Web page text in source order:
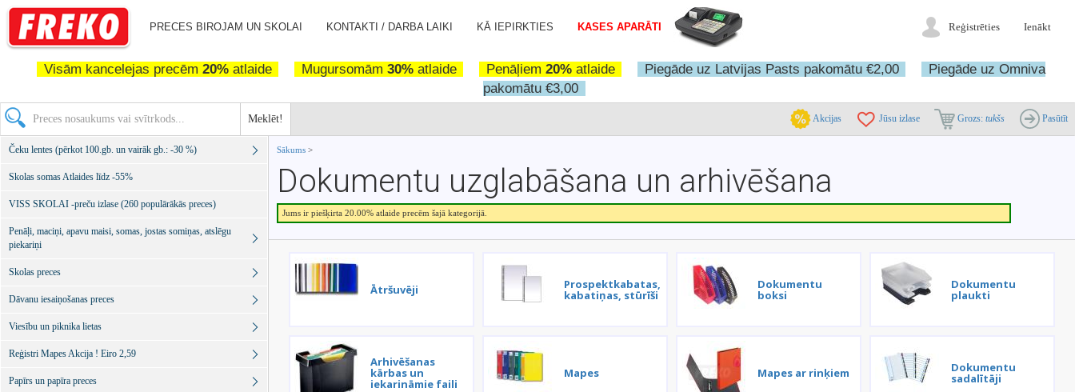
PRECES BIROJAM UN SKOLAI KONTAKTI / DARBA LAIKI KĀ IEPIRKTIES KASES APARĀTI Reģistrēties Ienākt
Visām kancelejas precēm 20%atlaide Mugursomām 30%atlaide Penāļiem 20%atlaide Piegāde uz Latvijas Pasts pakomātu €2,00
Piegāde uz Omniva
pakomātu €3,00
Meklēt! Akcijas Jūsu izlase Grozs: tukšs Pasūtīt
Sākums >
Dokumentu uzglabāšana un arhivēšana
Jums ir piešķirta 20.00% atlaide precēm šajā kategorijā.
Ātršuvēji Prospektkabatas,
kabatiņas, stūrīši
Dokumentu
boksi
Dokumentu
plaukti
Arhivēšanas
kārbas un
iekarināmie faili
Mapes Mapes ar rinķiem Dokumentu
sadalītāji
Čeku lentes (pērkot 100.gb. un vairāk gb.: -30 %)
Skolas somas Atlaides līdz -55%
VISS SKOLAI -preču izlase (260 populārākās preces)
Penāļi, maciņi, apavu maisi, somas, jostas somiņas, atslēgu
piekariņi
Skolas preces
Dāvanu iesaiņošanas preces
Viesību un piknika lietas
Reģistri Mapes Akcija ! Eiro 2,59
Papīrs un papīra preces